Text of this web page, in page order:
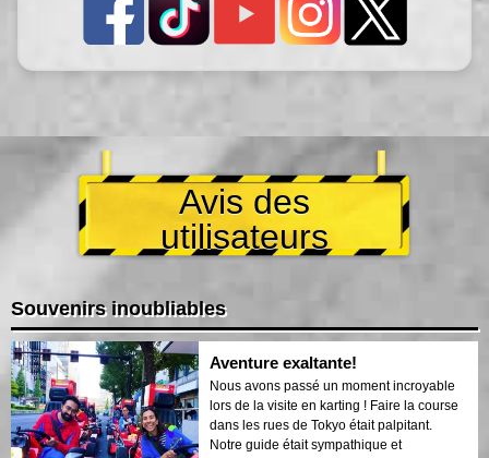
Avis des
utilisateurs
Souvenirs inoubliables
Aventure exaltante!
Nous avons passé un moment incroyable
lors de la visite en karting ! Faire la course
dans les rues de Tokyo était palpitant.
Notre guide était sympathique et